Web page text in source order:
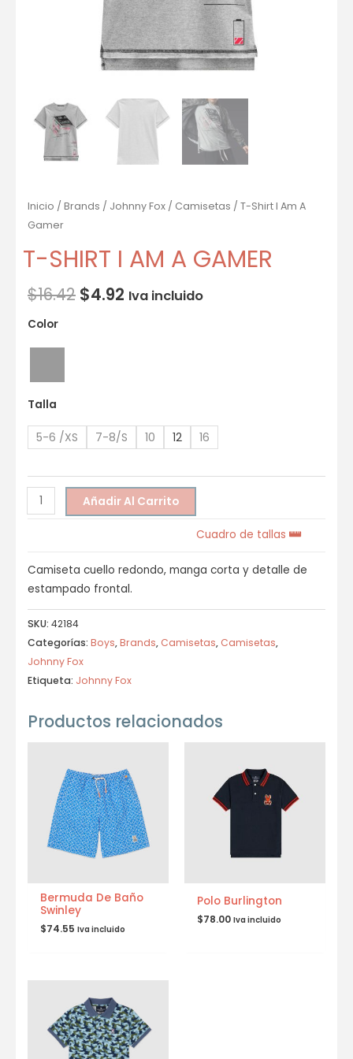
Inicio / Brands / Johnny Fox / Camisetas / T-Shirt I Am A
Gamer
T-SHIRT I AM A GAMER
$16.42 $4.92 Iva incluido
Color
Talla
5-6 /XS 7-8/S 10 12 16
Añadir Al Carrito
Cuadro de tallas
Camiseta cuello redondo, manga corta y detalle de
estampado frontal.
SKU: 42184
Categorías: Boys,Brands, Camisetas, Camisetas,
Johnny Fox
Etiqueta: Johnny Fox
Productos relacionados
Bermuda De Baño
Swinley
$74.55 Iva incluido
Polo Burlington
$78.00 Iva incluido